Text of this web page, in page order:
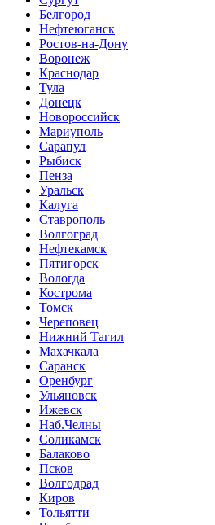
Белгород
Нефтеюганск
Ростов-на-Дону
Воронеж
Краснодар
Тула
Донецк
Новороссийск
Мариуполь
Сарапул
Рыбиск
Пенза
Уральск
Калуга
Ставрополь
Волгоград
Нефтекамск
Пятигорск
Вологда
Кострома
Томск
Череповец
Нижний Тагил
Махачкала
Саранск
Оренбург
Ульяновск
Ижевск
Наб.Челны
Соликамск
Балаково
Псков
Волгодрад
Киров
Тольятти